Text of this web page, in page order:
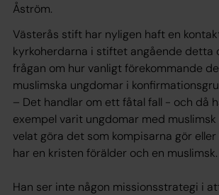
Åström.
Västerås stift har nyligen haft en
kyrkoherdarna i stiftet angående detta
frågan om hur vanligt förekommande
muslimska ungdomar i
– Det handlar om ett fåtal fall - och då
exempel varit ungdomar med
velat göra det som kompisarna gör
har en kristen förälder och en muslimsk.
Han ser inte någon missionsstrategi i